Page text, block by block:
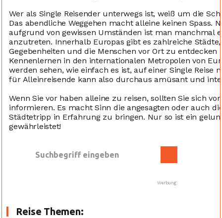
Wer als Single Reisender unterwegs ist, weiß um die
Das abendliche Weggehen macht alleine keinen Spass.
aufgrund von gewissen Umständen ist man manchmal
anzutreten. Innerhalb Europas gibt es zahlreiche
Gegebenheiten und die Menschen vor Ort zu entdecken
Kennenlernen in den internationalen Metropolen von
werden sehen, wie einfach es ist, auf einer Single
für Alleinreisende kann also durchaus amüsant und
Wenn Sie vor haben alleine zu reisen, sollten Sie sich
informieren. Es macht Sinn die angesagten oder auch
Städtetripp in Erfahrung zu bringen. Nur so ist ein
gewährleistet!
Werbung:
Reise Themen: